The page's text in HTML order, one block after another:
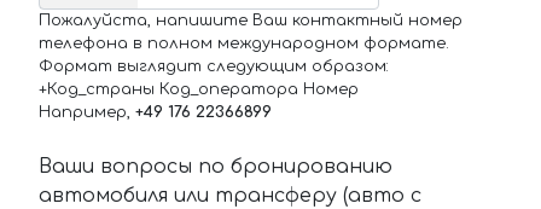
Пожалуйста, напишите Ваш контактный номер
телефона в полном международном формате.
Формат выглядит следующим образом:
+Код_страны Код_оператора Номер
Например, +49 176 22366899
Ваши вопросы по бронированию
автомобиля или трансферу (авто с